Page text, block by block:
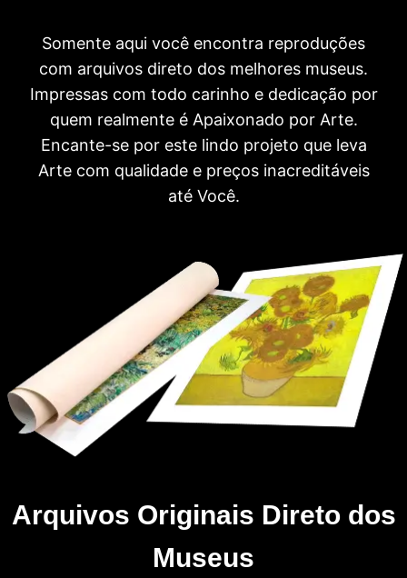
Somente aqui você encontra reproduções
com arquivos direto dos melhores museus.
Impressas com todo carinho e dedicação por
quem realmente é Apaixonado por Arte.
Encante-se por este lindo projeto que leva
Arte com qualidade e preços inacreditáveis
até Você.
Arquivos Originais Direto dos
Museus